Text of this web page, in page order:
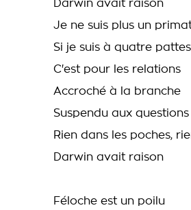
Darwin avait raison
Je ne suis plus un
Si je suis à quatre pattes
C'est pour les relations
Accroché à la branche
Suspendu aux questions
Rien dans les poches,
Darwin avait raison
Féloche est un poilu